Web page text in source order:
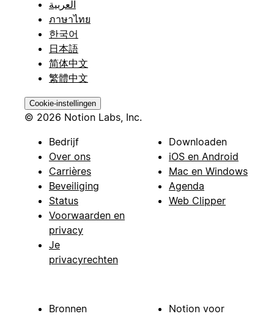
العربية
ภาษาไทย
한국어
日本語
简体中文
繁體中文
Cookie-instellingen
© 2026 Notion Labs, Inc.
Bedrijf
Over ons
Carrières
Beveiliging
Status
Voorwaarden en
privacy
Je
privacyrechten
Downloaden
iOS en Android
Mac en Windows
Agenda
Web Clipper
Bronnen
Notion voor